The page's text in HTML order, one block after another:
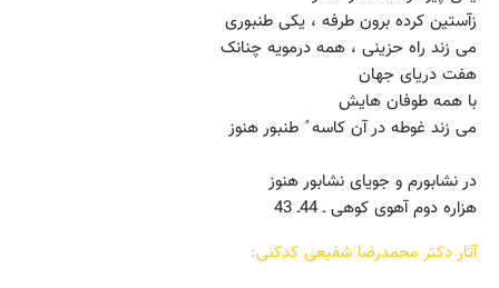
زآستین کرده برون طرفه ، یکی طنبوری
می زند راه حزینی ، همه درمویه چنانک
هفت دریای جهان
با همه طوفان هایش
می زند غوطه در آن کاسه ً طنبور هنوز
در نشابورم و جویای نشابور هنوز
هزاره دوم آهوی کوهی ـ 44ـ 43
آثار دکتر محمدرضا شفیعی کدکنی: